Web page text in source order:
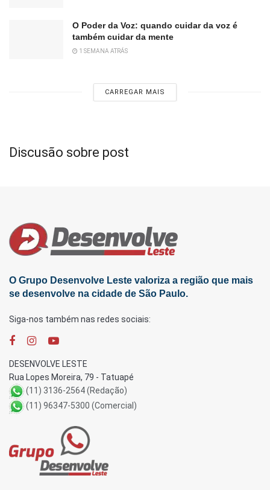
O Poder da Voz: quando cuidar da voz é
também cuidar da mente
1 SEMANA ATRÁS
CARREGAR MAIS
Discusão sobre post
O Grupo Desenvolve Leste valoriza a região que mais
se desenvolve na cidade de São Paulo.
Siga-nos também nas redes sociais:
DESENVOLVE LESTE
Rua Lopes Moreira, 79 - Tatuapé
(11) 3136-2564 (Redação)
(11) 96347-5300 (Comercial)